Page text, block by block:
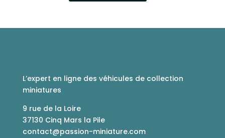
L’expert en ligne des véhicules de collection
miniatures
9 rue de la Loire
37130 Cinq Mars la Pile
contact@passion-miniature.com